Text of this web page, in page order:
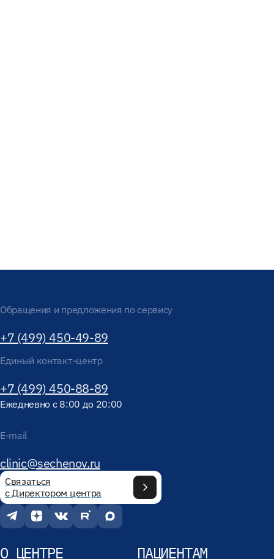
Обращения и предложения по сервису
+7 (499) 450-49-89
Единый контакт-центр
+7 (499) 450-88-89
Ежедневно с 8:00 до 20:00
E-mail
clinic@sechenov.ru
Связаться
с Директором центра
О ЦЕНТРЕ ПАЦИЕНТАМ